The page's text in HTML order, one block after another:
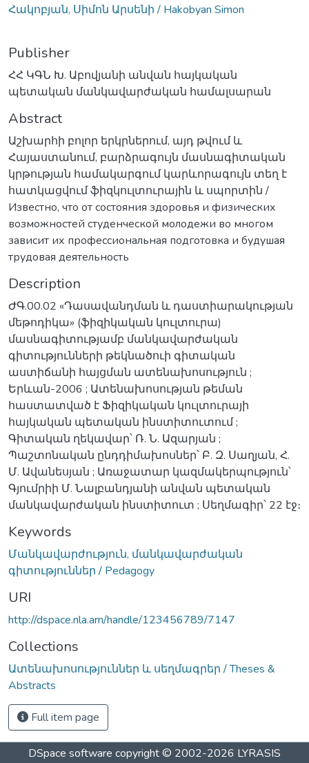
Հակոբյան, Սիմոն Արսենի / Hakobyan Simon
Publisher
ՀՀ ԿԳՆ Խ. Աբովյանի անվան հայկական
պետական մանկավարժական համալսարան
Abstract
Աշխարհի բոլոր երկրներում, այդ թվում և
Հայաստանում, բարձրագույն մասնագիտական
կրթության համակարգում կարևորագույն տեղ է
հատկացվում ֆիզկուլտուրային և սպորտին /
Известно, что от состояния здоровья и физических
возможностей студенческой молодежи во многом
зависит их профессиональная подготовка и будушая
трудовая деятельность
Description
ԺԳ.00.02 «Դասավանդման և դաստիարակության
մեթոդիկա» (ֆիզիկական կուլտուրա)
մասնագիտությամբ մանկավարժական
գիտությունների թեկնածուի գիտական
աստիճանի հայցման ատենախոսություն ;
Երևան-2006 ; Ատենախոսության թեման
հաստատված է Ֆիզիկական կուլտուրայի
հայկական պետական ինստիտուտում ;
Գիտական ղեկավար՝ Ռ. Ն. Ազարյան ;
Պաշտոնական ընդդիմախոսներ՝ Բ. Զ. Սաղյան, Հ.
Մ. Ավանեսյան ; Առաջատար կազմակերպություն՝
Գյումրիի Մ. Նալբանդյանի անվան պետական
մանկավարժական ինստիտուտ ; Սեղմագիր՝ 22 էջ։
Keywords
Մանկավարժություն, մանկավարժական
գիտություններ / Pedagogy
URI
http://dspace.nla.am/handle/123456789/7147
Collections
Ատենախոսություններ և սեղմագրեր / Theses &
Abstracts
Full item page
DSpace software copyright © 2002-2026 LYRASIS